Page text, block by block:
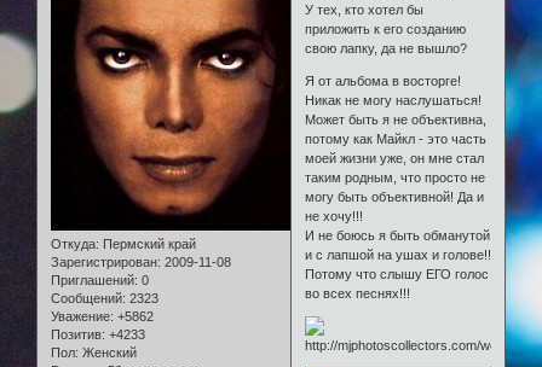
Откуда: Пермский край
Зарегистрирован: 2009-11-08
Приглашений: 0
Сообщений: 2323
Уважение: +5862
Позитив: +4233
Пол: Женский
У тех, кто хотел бы
приложить к его созданию
свою лапку, да не вышло?
Я от альбома в восторге!
Никак не могу наслушаться!
Может быть я не объективна,
потому как Майкл - это часть
моей жизни уже, он мне стал
таким родным, что просто не
могу быть объективной! Да и
не хочу!!!
И не боюсь я быть обманутой
и с лапшой на ушах и голове!!
Потому что слышу ЕГО голос
во всех песнях!!!